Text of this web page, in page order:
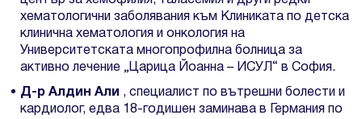
хематологични заболявания към Клиниката по детска
клинична хематология и онкология на
Университетската многопрофилна болница за
активно лечение „Царица Йоанна – ИСУЛ“ в София.
Д-р Алдин Али , специалист по вътрешни болести и
кардиолог, едва 18-годишен заминава в Германия по